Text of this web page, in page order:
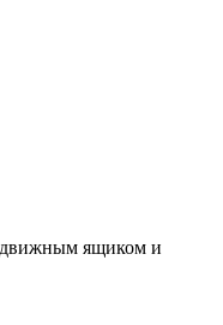
ящиком и